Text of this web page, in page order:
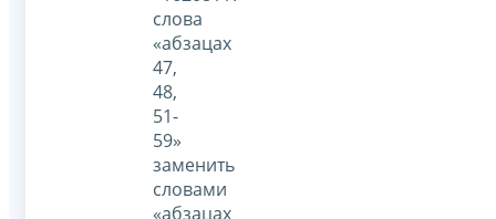
слова
«абзацах
47,
48,
51-
59»
заменить
словами
«абзацах